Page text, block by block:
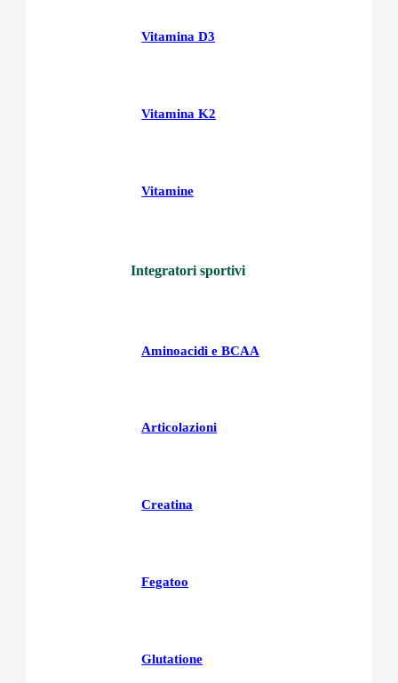
Vitamina D3
Vitamina K2
Vitamine
Integratori sportivi
Aminoacidi e BCAA
Articolazioni
Creatina
Fegatoo
Glutatione